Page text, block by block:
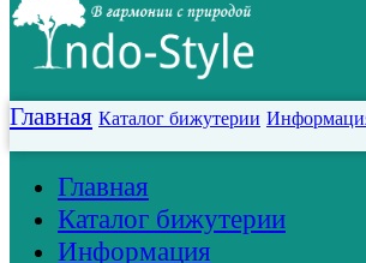
Главная Каталог бижутерии
Главная
Каталог бижутерии
Информация